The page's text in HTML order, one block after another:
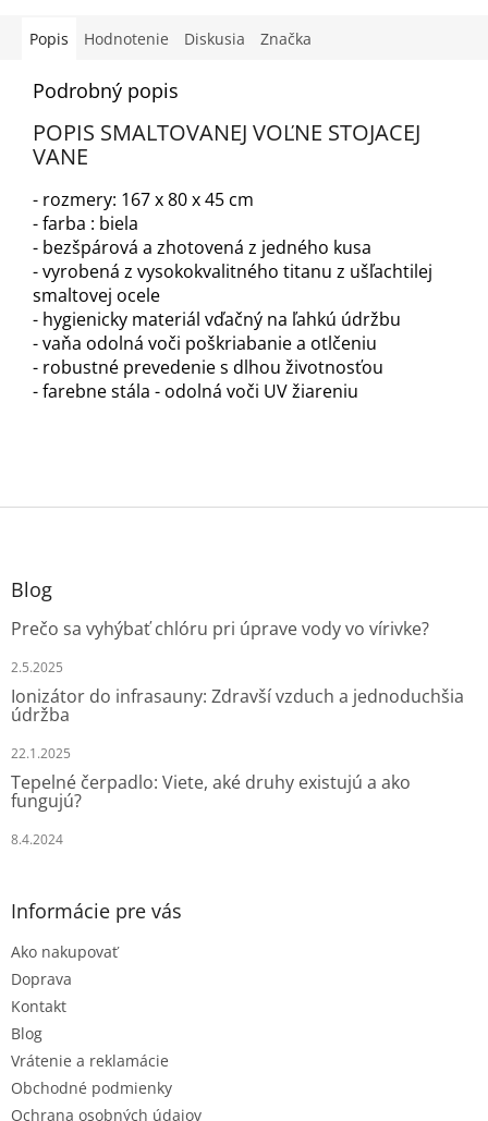
Popis Hodnotenie Diskusia Značka
Podrobný popis
POPIS SMALTOVANEJ VOĽNE STOJACEJ
VANE
- rozmery: 167 x 80 x 45 cm
- farba : biela
- bezšpárová a zhotovená z jedného kusa
- vyrobená z vysokokvalitného titanu z ušľachtilej
smaltovej ocele
- hygienicky materiál vďačný na ľahkú údržbu
- vaňa odolná voči poškriabanie a otlčeniu
- robustné prevedenie s dlhou životnosťou
- farebne stála - odolná voči UV žiareniu
Z
Blog
Prečo sa vyhýbať chlóru pri úprave vody vo vírivke?
2.5.2025
Ionizátor do infrasauny: Zdravší vzduch a jednoduchšia
údržba
22.1.2025
Tepelné čerpadlo: Viete, aké druhy existujú a ako
fungujú?
8.4.2024
Informácie pre vás
Ako nakupovať
Doprava
Kontakt
Blog
Vrátenie a reklamácie
Obchodné podmienky
Ochrana osobných údajov